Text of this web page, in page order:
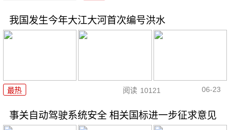
我国发生今年大江大河首次编号洪水
最热 阅读 10121 06-23
事关自动驾驶系统安全 相关国标进一步征求意见